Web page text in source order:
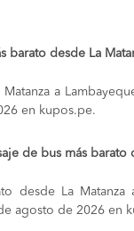
barato desde La
a
en kupos.pe.
de bus más barato
desde La Matanza
agosto de 2026 en